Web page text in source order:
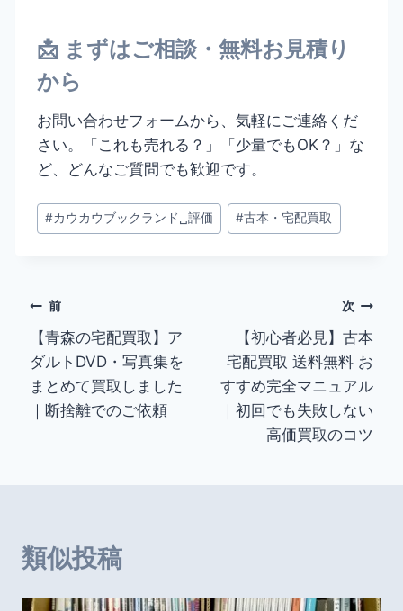
📩 まずはご相談・無料お見積り
から
お問い合わせフォームから、気軽にご連絡くだ
さい。「これも売れる？」「少量でもOK？」な
ど、どんなご質問でも歓迎です。
投
稿
#カウカウブックランド␣評価 #古本・宅配買取
投
稿
ナ
ビ
シ
ョ
前
【青森の宅配買取】ア
ダルトDVD・写真集を
まとめて買取しました
｜断捨離でのご依頼
次
【初心者必見】古本
宅配買取 送料無料 お
すすめ完全マニュアル
｜初回でも失敗しない
高価買取のコツ
類似投稿